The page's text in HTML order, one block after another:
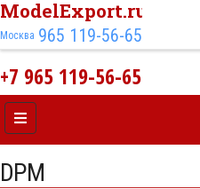
ModelExport.ru
Москва 965 119-56-65
+7 965 119-56-65
DPM